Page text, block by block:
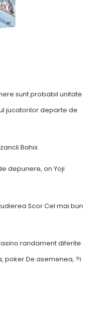
sunt probabil unitate
jucatorilor departe de
Bahis
depunere, on Yoji
Scor Cel mai bun
randament diferite
poker De asemenea, ?i